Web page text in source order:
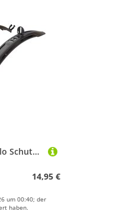
SKS GERMANY SKS Velo Schutzblechsatz
14,95 €
um 00:40; der
haben.